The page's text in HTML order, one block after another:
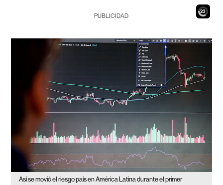
21
PUBLICIDAD
Así se movió el riesgo país en América Latina durante el primer